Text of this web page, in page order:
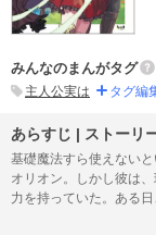
みんなのまんがタグ
主人公実は タグ編
あらすじ | ストーリ
基礎魔法すら使えない
オリオン。しかし彼は
力を持っていた。ある
オリオンだったが、そ